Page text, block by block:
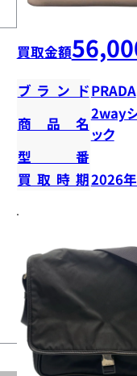
買取金額
ブランドPRADA
商品名
2way
ック
型番
買取時期2026